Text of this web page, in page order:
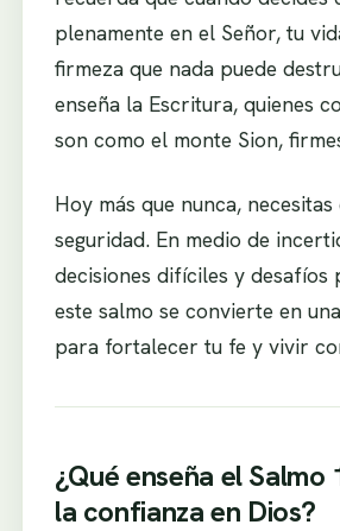
plenamente en el Señor, tu
firmeza que nada puede
enseña la Escritura, quienes
son como el monte Sion,
Hoy más que nunca,
seguridad. En medio de
decisiones difíciles y desafíos
este salmo se convierte en
para fortalecer tu fe y vivir
¿Qué enseña el Salmo
la confianza en Dios?